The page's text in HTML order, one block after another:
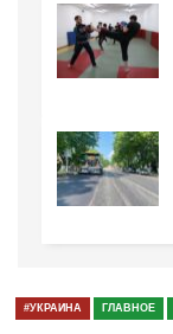
#УКРАИНА ГЛАВНОЕ